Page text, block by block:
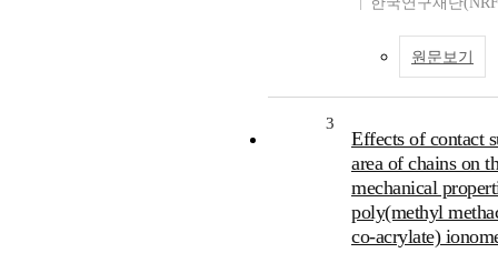
원문보기
3
Effects of contact
area of chains on
mechanical
poly(methyl
co-acrylate)